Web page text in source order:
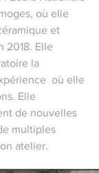
où elle
et
2018. Elle
la
où elle
Elle
de nouvelles
multiples
atelier.